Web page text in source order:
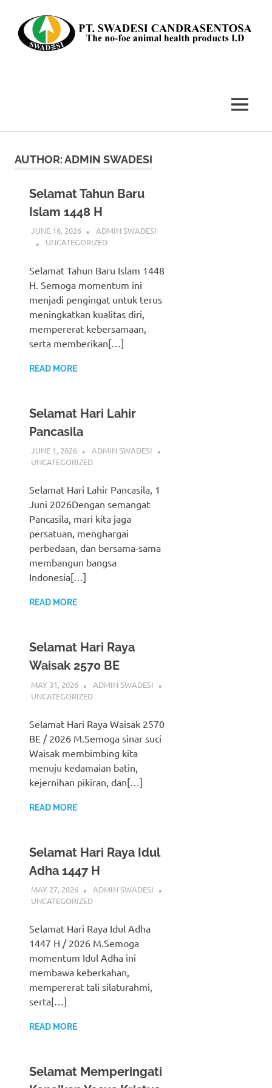
content
MENU
AUTHOR:ADMIN SWADESI
Selamat Tahun Baru
Islam 1448 H
JUNE 16, 2026
ADMIN SWADESI
UNCATEGORIZED
Selamat Tahun Baru Islam 1448
H. Semoga momentum ini
menjadi pengingat untuk terus
meningkatkan kualitas diri,
mempererat kebersamaan,
serta memberikan[…]
READ MORE
Selamat Hari Lahir
Pancasila
JUNE 1, 2026
ADMIN SWADESI
UNCATEGORIZED
Selamat Hari Lahir Pancasila, 1
Juni 2026Dengan semangat
Pancasila, mari kita jaga
persatuan, menghargai
perbedaan, dan bersama-sama
membangun bangsa
Indonesia[…]
READ MORE
Selamat Hari Raya
Waisak 2570 BE
MAY 31, 2026
ADMIN SWADESI
UNCATEGORIZED
Selamat Hari Raya Waisak 2570
BE / 2026 M.Semoga sinar suci
Waisak membimbing kita
menuju kedamaian batin,
kejernihan pikiran, dan[…]
READ MORE
Selamat Hari Raya Idul
Adha 1447 H
MAY 27, 2026
ADMIN SWADESI
UNCATEGORIZED
Selamat Hari Raya Idul Adha
1447 H / 2026 M.Semoga
momentum Idul Adha ini
membawa keberkahan,
mempererat tali silaturahmi,
serta[…]
READ MORE
Selamat Memperingati